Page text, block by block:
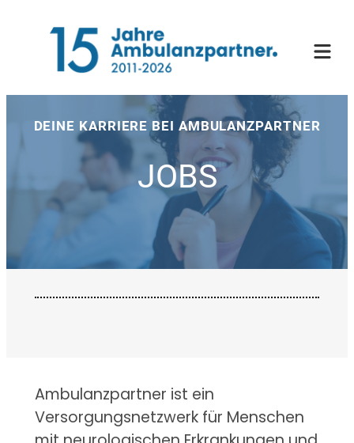
springen
DEINE KARRIERE BEI AMBULANZPARTNER
JOBS
Ambulanzpartner ist ein
Versorgungsnetzwerk für Menschen